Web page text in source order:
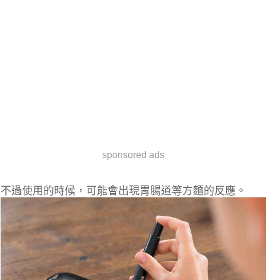
sponsored ads
不過使用的時候，可能會出現胃腸道等方麵的反應。